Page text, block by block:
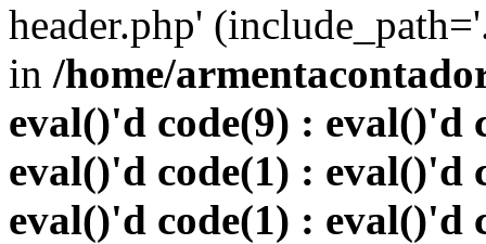
header.php'
in /home/
eval()'d code(9) : eval()'d
eval()'d code(1) : eval()'d
eval()'d code(1) : eval()'d